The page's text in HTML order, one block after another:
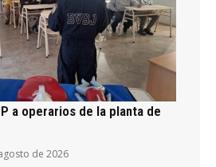
a operarios de la planta de
de 2026